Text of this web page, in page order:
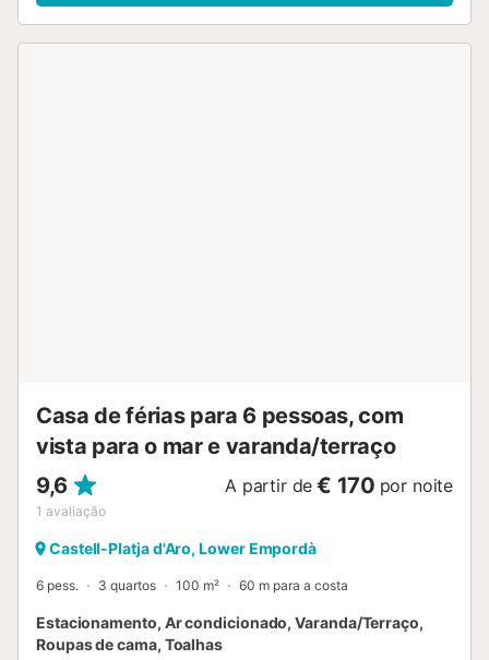
máquina de lavar a roupa, ferro de passar roupa, cadeirão
Casa de férias para 6 pessoas, com
vista para o mar e varanda/terraço
9,6
1 avaliação
A partir de € 170 por noite
Castell-Platja d'Aro, Lower Empordà
6 pess. 3 quartos 100 m² 60 m para a costa
Estacionamento, Ar condicionado, Varanda/Terraço,
Roupas de cama, Toalhas